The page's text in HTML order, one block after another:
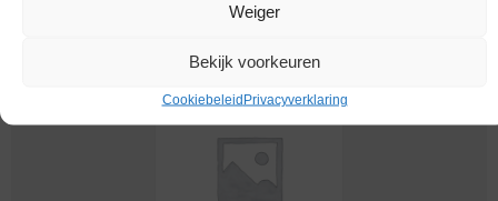
Weiger
Bekijk voorkeuren
CookiebeleidPrivacyverklaring
Gerelateerde producten